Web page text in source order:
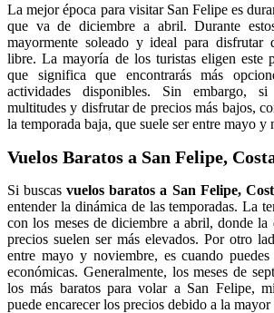
La mejor época para visitar San Felipe es
que va de diciembre a abril. Durante
mayormente soleado y ideal para disfrutar
libre. La mayoría de los turistas eligen este
que significa que encontrarás más
actividades disponibles. Sin embargo,
multitudes y disfrutar de precios más bajos,
la temporada baja, que suele ser entre mayo y
Vuelos Baratos a San Felipe,
Si buscasvuelos baratos a San Felipe,
entender la dinámica de las temporadas. La
con los meses de diciembre a abril, donde la
precios suelen ser más elevados. Por otro
entre mayo y noviembre, es cuando
económicas. Generalmente, los meses de
los más baratos para volar a San Felipe,
puede encarecer los precios debido a la mayor